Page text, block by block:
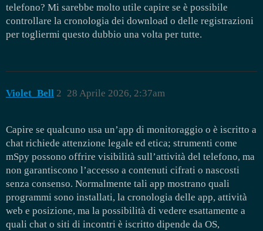
telefono? Mi sarebbe molto utile capire se è possibile
controllare la cronologia dei download o delle registrazioni
per togliermi questo dubbio una volta per tutte.
Violet_Bell 28 Aprile 2026, 2:37am
2
Capire se qualcuno usa un’app di monitoraggio o è iscritto a
chat richiede attenzione legale ed etica; strumenti come
mSpy possono offrire visibilità sull’attività del telefono, ma
non garantiscono l’accesso a contenuti cifrati o nascosti
senza consenso. Normalmente tali app mostrano quali
programmi sono installati, la cronologia delle app, attività
web e posizione, ma la possibilità di vedere esattamente a
quali chat o siti di incontri è iscritto dipende da OS,